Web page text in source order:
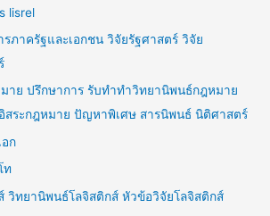
lisrel
ภาครัฐและเอกชน วิจัยรัฐศาสตร์ วิจัย
าย ปรึกษาการ รับทำทำวิทยานิพนธ์กฎหมาย
สระกฎหมาย ปัญหาพิเศษ สารนิพนธ์ นิติศาสตร์
ก
ท
วิทยานิพนธ์โลจิสติกส์ หัวข้อวิจัยโลจิสติกส์